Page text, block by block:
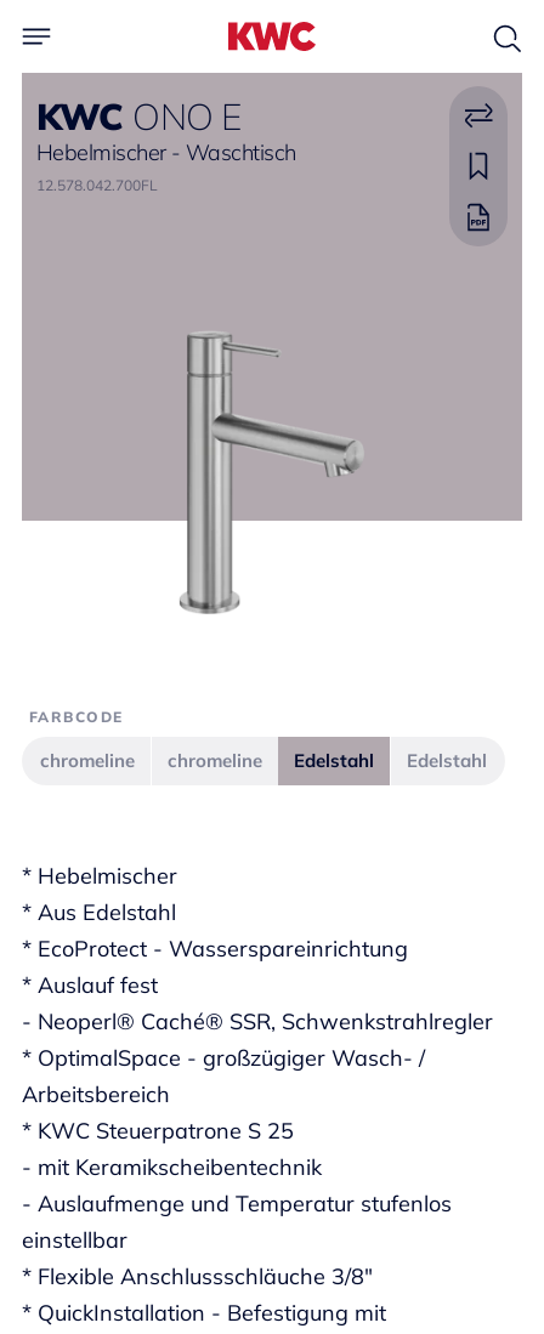
KWC ONO E
Hebelmischer - Waschtisch
12.578.042.700FL
* Hebelmischer
* Aus Edelstahl
* EcoProtect - Wasserspareinrichtung
* Auslauf fest
- Neoperl® Caché® SSR, Schwenkstrahlregler
* OptimalSpace - großzügiger Wasch- /
Arbeitsbereich
* KWC Steuerpatrone S 25
- mit Keramikscheibentechnik
- Auslaufmenge und Temperatur stufenlos
einstellbar
* Flexible Anschlussschläuche 3/8"
* QuickInstallation - Befestigung mit
FARBCODE
chromeline chromeline Edelstahl Edelstahl